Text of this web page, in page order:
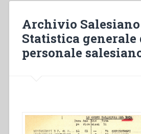
25
aprile
1945:
Archivio
Statistica generale
personale